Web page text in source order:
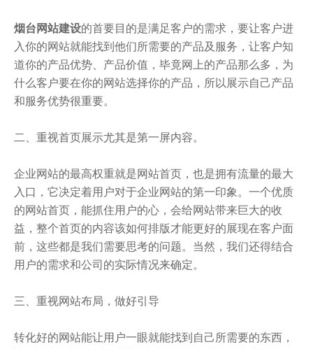
烟台网站建设的首要目的是满足客户的需求，要让客户进
入你的网站就能找到他们所需要的产品及服务，让客户知
道你的产品优势、产品价值，毕竟网上的产品那么多，为
什么客户要在你的网站选择你的产品，所以展示自己产品
和服务优势很重要。
二、重视首页展示尤其是第一屏内容。
企业网站的最高权重就是网站首页，也是拥有流量的最大
入口，它决定着用户对于企业网站的第一印象。一个优质
的网站首页，能抓住用户的心，会给网站带来巨大的收
益，整个首页的内容该如何排版才能更好的展现在客户面
前，这些都是我们需要思考的问题。当然，我们还得结合
用户的需求和公司的实际情况来确定。
三、重视网站布局，做好引导
转化好的网站能让用户一眼就能找到自己所需要的东西，